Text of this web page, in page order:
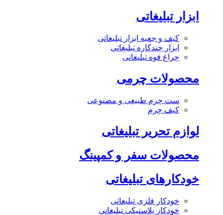
ابزار تبلیغاتی
کیف و جعبه ابزار تبلیغاتی
ابزار چندکاره تبلیغاتی
چراغ قوه تبلیغاتی
محصولات چرمی
ست چرم طبیعی و مصنوعی
کیف چرم
لوازم تحریر تبلیغاتی
محصولات سفر و کمپینگ
خودکارهای تبلیغاتی
خودکار فلزی تبلیغاتی
خودکار پلاستیکی تبلیغاتی